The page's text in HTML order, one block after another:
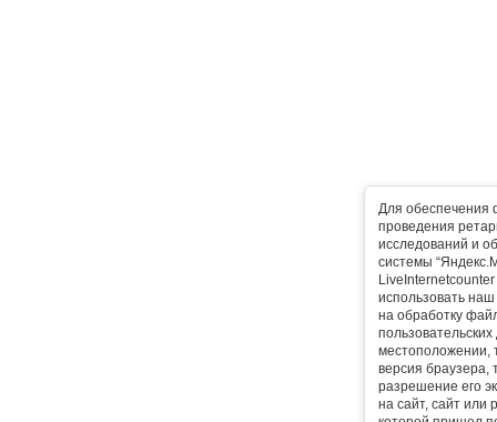
Для обеспечения
проведения
исследований и
системы
использовать
на обработку
местоположении,
версия браузера,
разрешение его
на сайт, сайт или